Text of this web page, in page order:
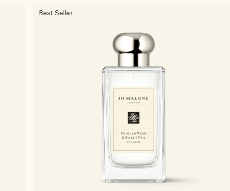
Best Seller